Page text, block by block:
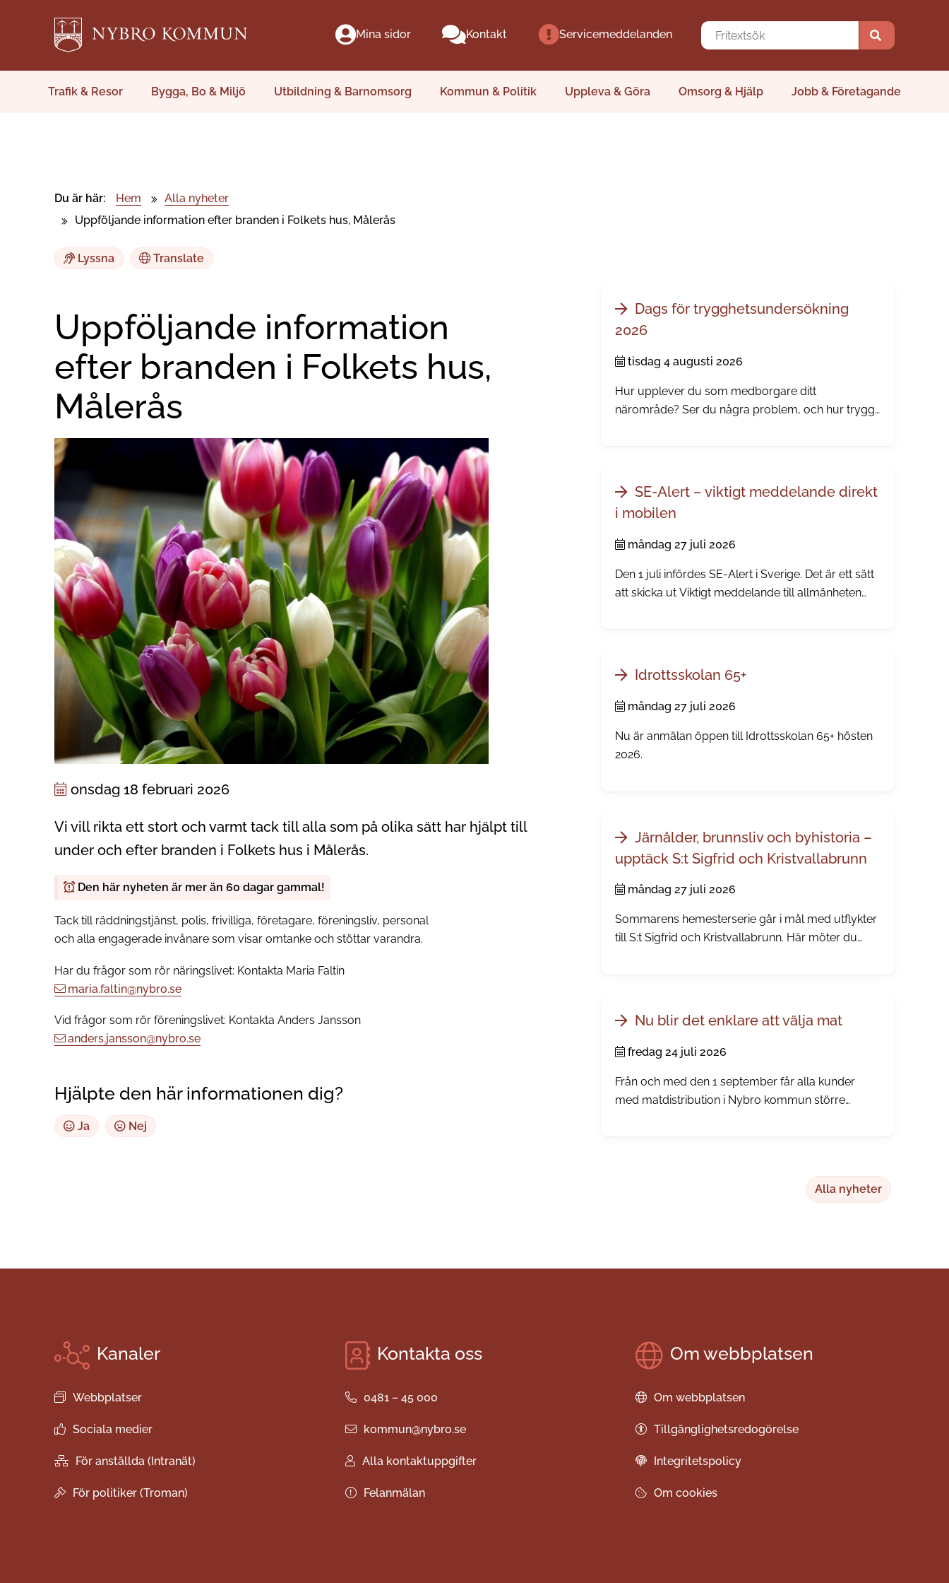
Mina sidor Kontakt Servicemeddelanden
Trafik & Resor Bygga, Bo & Miljö Utbildning & Barnomsorg Kommun & Politik Uppleva & Göra Omsorg & Hjälp Jobb & Företagande
Du är här: Hem
Alla nyheter
Uppföljande information efter branden i Folkets hus, Målerås
Lyssna Translate
Uppföljande information
efter branden i Folkets hus,
Målerås
onsdag 18 februari 2026
Vi vill rikta ett stort och varmt tack till alla som på olika sätt har hjälpt till
under och efter branden i Folkets hus i Målerås.
Den här nyheten är mer än 60 dagar gammal!
Tack till räddningstjänst, polis, frivilliga, företagare, föreningsliv, personal
och alla engagerade invånare som visar omtanke och stöttar varandra.
Har du frågor som rör näringslivet: Kontakta Maria Faltin
maria.faltin@nybro.se
Vid frågor som rör föreningslivet: Kontakta Anders Jansson
anders.jansson@nybro.se
Hjälpte den här informationen dig?
Ja Nej
Dags för trygghetsundersökning
2026
tisdag 4 augusti 2026
Hur upplever du som medborgare ditt
närområde? Ser du några problem, och hur trygg
SE-Alert – viktigt meddelande direkt
i mobilen
måndag 27 juli 2026
Den 1 juli infördes SE-Alert i Sverige. Det är ett sätt
att skicka ut Viktigt meddelande till allmänheten
Idrottsskolan 65+
måndag 27 juli 2026
Nu är anmälan öppen till Idrottsskolan 65+ hösten
2026.
Järnålder, brunnsliv och byhistoria –
upptäck S:t Sigfrid och Kristvallabrunn
måndag 27 juli 2026
Sommarens hemesterserie går i mål med utflykter
till S:t Sigfrid och Kristvallabrunn. Här möter du
dricka hälsobringande brunnsvatten.
Nu blir det enklare att välja mat
fredag 24 juli 2026
Från och med den 1 september får alla kunder
med matdistribution i Nybro kommun större
Alla nyheter
Kanaler
Webbplatser
Sociala medier
För anställda (Intranät)
För politiker (Troman)
Kontakta oss
0481 – 45 000
kommun@nybro.se
Alla kontaktuppgifter
Felanmälan
Om webbplatsen
Om webbplatsen
Tillgänglighetsredogörelse
Integritetspolicy
Om cookies